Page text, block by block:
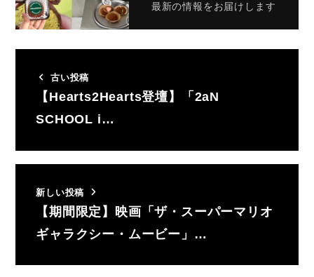
最新の情報をお届けします
古い投稿
【Hearts2Hearts登壇】「2aN
SCHOOL i…
新しい投稿
【期間限定】映画「ザ・スーパーマリオ
ギャラクシー・ムービー」…